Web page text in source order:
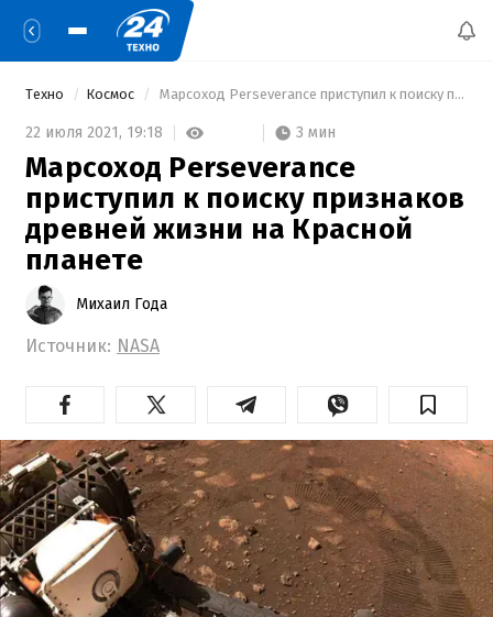
Техно Космос Марсоход Perseverance приступил к поиску признаков древней жизни на Красной планете
22 июля 2021, 19:18 3 мин
Марсоход Perseverance
приступил к поиску признаков
древней жизни на Красной
планете
Михаил Года
Источник: NASA